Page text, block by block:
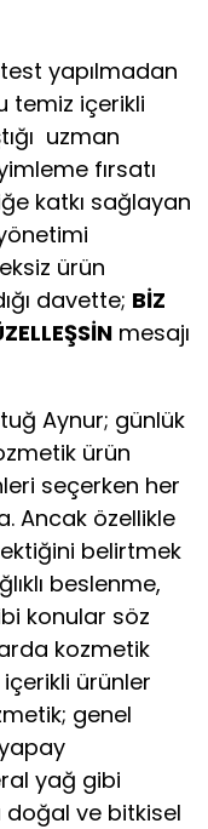
yapılmadan
temiz içerikli
uzman
fırsatı
katkı sağlayan
ürün
davette; BİZ
mesajı
Aynur; günlük
ürün
seçerken her
Ancak özellikle
belirtmek
beslenme,
konular söz
kozmetik
ürünler
genel
yağ gibi
ve bitkisel